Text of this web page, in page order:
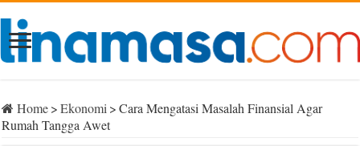
Home> Ekonomi > Cara Mengatasi Masalah Finansial Agar
Rumah Tangga Awet